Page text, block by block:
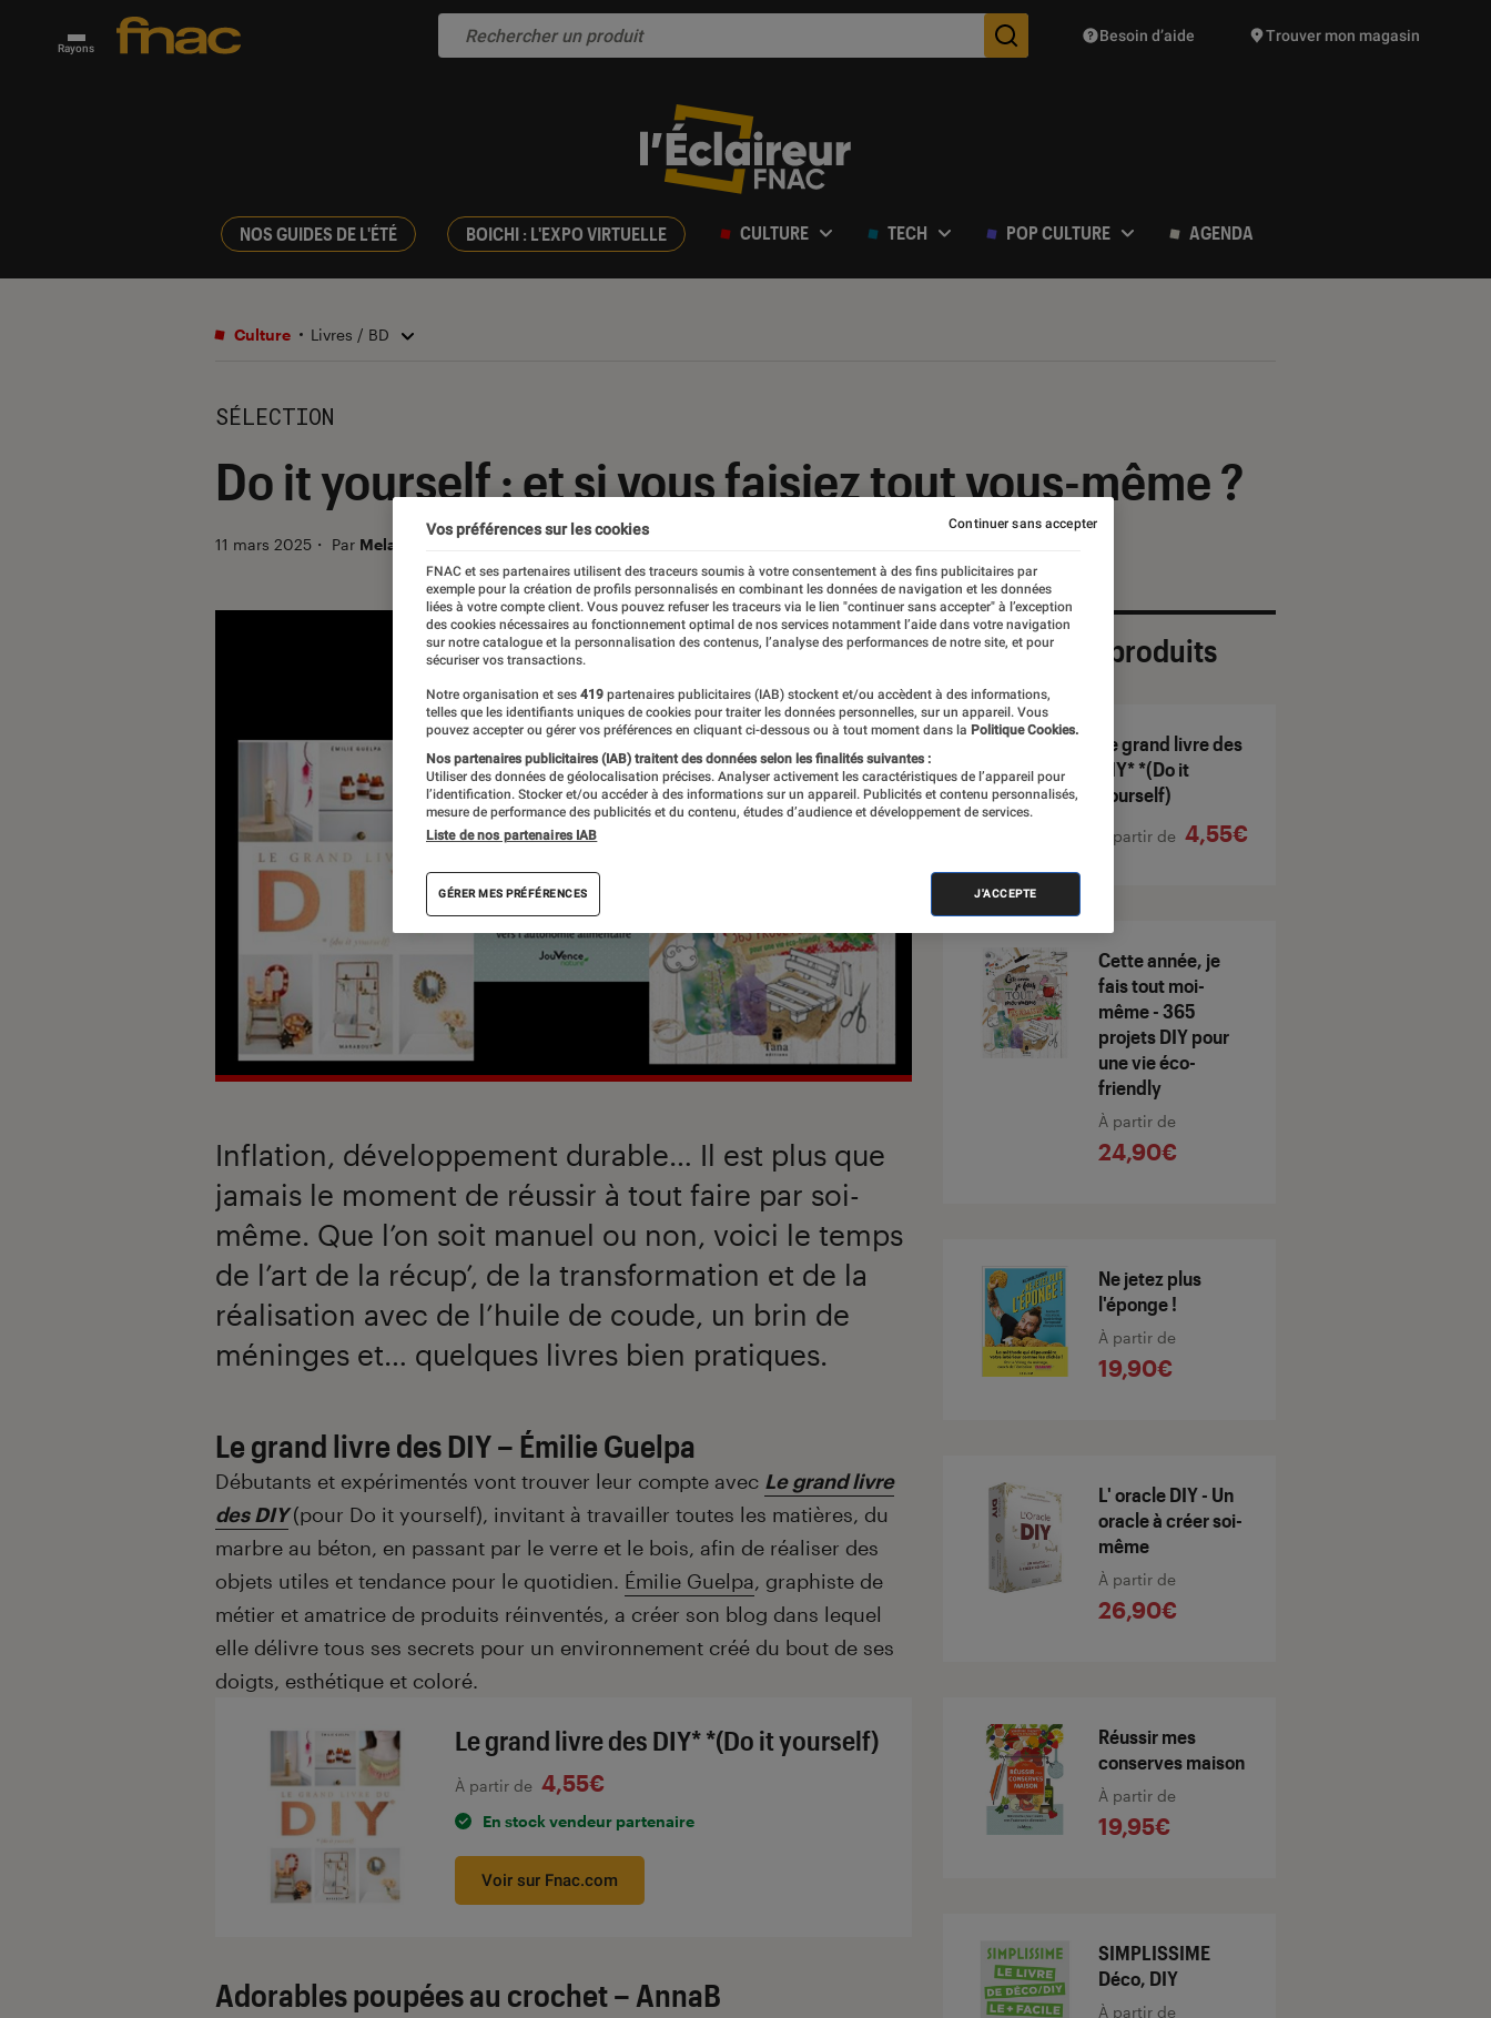
Rayons Des suggestions de produits vont vous être proposées
Besoin d’aide Trouver mon magasin
NOS GUIDES DE L'ÉTÉ BOICHI : L'EXPO VIRTUELLE CULTURE TECH POP CULTURE AGENDA
Culture Livres / BD
SÉLECTION
Do it yourself : et si vous faisiez tout vous-même ?
11 mars 2025 ・ Par Melanie C.
Inflation, développement durable… Il est plus que
jamais le moment de réussir à tout faire par soi-
même. Que l’on soit manuel ou non, voici le temps
de l’art de la récup’, de la transformation et de la
réalisation avec de l’huile de coude, un brin de
méninges et… quelques livres bien pratiques.
Le grand livre des DIY – Émilie Guelpa
Débutants et expérimentés vont trouver leur compte avec Le grand livre
des DIY (pour Do it yourself), invitant à travailler toutes les matières, du
marbre au béton, en passant par le verre et le bois, afin de réaliser des
objets utiles et tendance pour le quotidien. Émilie Guelpa, graphiste de
métier et amatrice de produits réinventés, a créer son blog dans lequel
elle délivre tous ses secrets pour un environnement créé du bout de ses
doigts, esthétique et coloré.
Le grand livre des DIY* *(Do it yourself)
À partir de 4,55€
En stock vendeur partenaire
Voir sur Fnac.com
Adorables poupées au crochet – AnnaB
Sélection de produits
Le grand livre des
DIY* *(Do it
yourself)
À partir de 4,55€
Cette année, je
fais tout moi-
même - 365
projets DIY pour
une vie éco-
friendly
À partir de
24,90€
Ne jetez plus
l'éponge !
À partir de
19,90€
L' oracle DIY - Un
oracle à créer soi-
même
À partir de
26,90€
Réussir mes
conserves maison
À partir de
19,95€
SIMPLISSIME
Déco, DIY
À partir de
Vos préférences sur les cookies
FNAC et ses partenaires utilisent des traceurs soumis à votre consentement à des fins publicitaires par
exemple pour la création de profils personnalisés en combinant les données de navigation et les données
liées à votre compte client. Vous pouvez refuser les traceurs via le lien "continuer sans accepter" à l’exception
des cookies nécessaires au fonctionnement optimal de nos services notamment l’aide dans votre navigation
sur notre catalogue et la personnalisation des contenus, l’analyse des performances de notre site, et pour
sécuriser vos transactions.
Notre organisation et ses 419 partenaires publicitaires (IAB) stockent et/ou accèdent à des informations,
telles que les identifiants uniques de cookies pour traiter les données personnelles, sur un appareil. Vous
pouvez accepter ou gérer vos préférences en cliquant ci-dessous ou à tout moment dans la Politique Cookies.
Nos partenaires publicitaires (IAB) traitent des données selon les finalités suivantes :
Utiliser des données de géolocalisation précises. Analyser activement les caractéristiques de l’appareil pour
l’identification. Stocker et/ou accéder à des informations sur un appareil. Publicités et contenu personnalisés,
mesure de performance des publicités et du contenu, études d’audience et développement de services.
Liste de nos partenaires IAB
GÉRER MES PRÉFÉRENCES J'ACCEPTE
Continuer sans accepter